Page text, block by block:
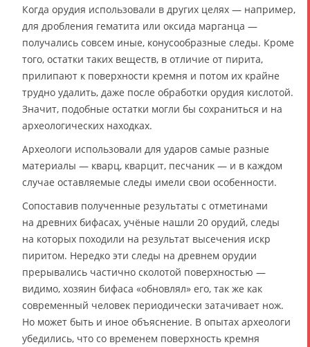
Когда орудия использовали в других целях — например,
для дробления гематита или оксида марганца —
получались совсем иные, конусообразные следы. Кроме
того, остатки таких веществ, в отличие от пирита,
прилипают к поверхности кремня и потом их крайне
трудно удалить, даже после обработки орудия кислотой.
Значит, подобные остатки могли бы сохраниться и на
археологических находках.
Археологи использовали для ударов самые разные
материалы — кварц, кварцит, песчаник — и в каждом
случае оставляемые следы имели свои особенности.
Сопоставив полученные результаты с отметинами
на древних бифасах, учёные нашли 20 орудий, следы
на которых походили на результат высечения искр
пиритом. Нередко эти следы на древнем орудии
прерывались частично сколотой поверхностью —
видимо, хозяин бифаса «обновлял» его, так же как
современный человек периодически затачивает нож.
Но может быть и иное объяснение. В опытах археологи
убедились, что со временем поверхность кремня